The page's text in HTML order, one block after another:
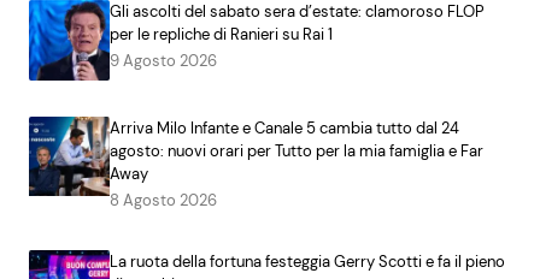
Gli ascolti del sabato sera d’estate: clamoroso FLOP
per le repliche di Ranieri su Rai 1
9 Agosto 2026
Arriva Milo Infante e Canale 5 cambia tutto dal 24
agosto: nuovi orari per Tutto per la mia famiglia e Far
Away
8 Agosto 2026
La ruota della fortuna festeggia Gerry Scotti e fa il pieno